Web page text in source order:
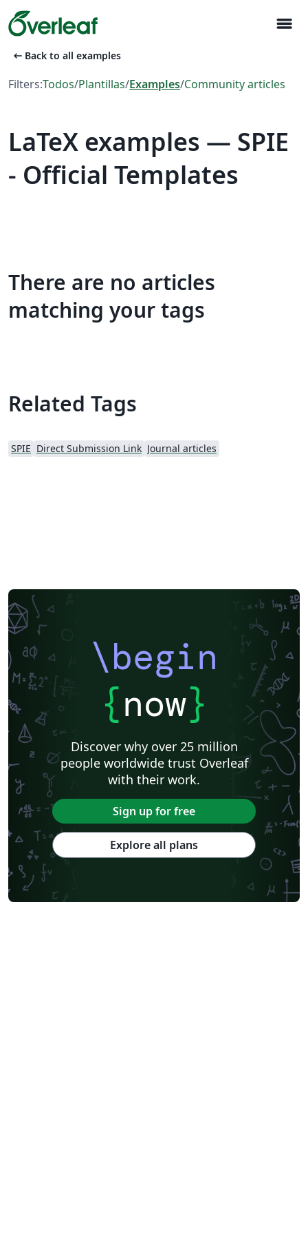
menu
arrow_left_alt Back to all examples
Filters:Todos/Plantillas/Examples/Community articles
LaTeX examples — SPIE
- Official Templates
There are no articles
matching your tags
Related Tags
SPIE Direct Submission Link Journal articles
\begin
{now}
Discover why over 25 million
people worldwide trust Overleaf
with their work.
Sign up for free
Explore all plans